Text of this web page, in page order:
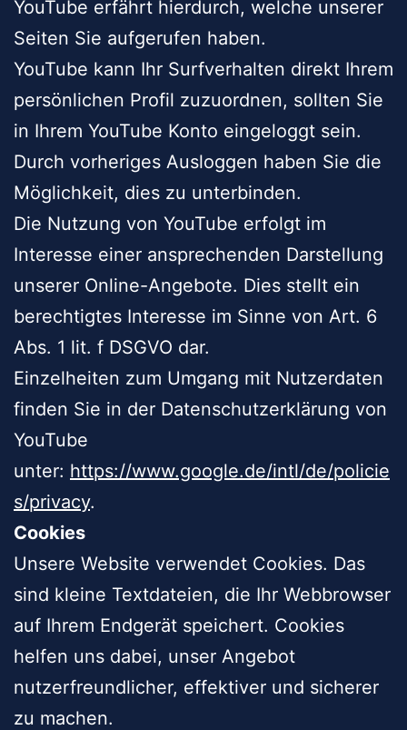
YouTube erfährt hierdurch, welche unserer
Seiten Sie aufgerufen haben.
YouTube kann Ihr Surfverhalten direkt Ihrem
persönlichen Profil zuzuordnen, sollten Sie
in Ihrem YouTube Konto eingeloggt sein.
Durch vorheriges Ausloggen haben Sie die
Möglichkeit, dies zu unterbinden.
Die Nutzung von YouTube erfolgt im
Interesse einer ansprechenden Darstellung
unserer Online-Angebote. Dies stellt ein
berechtigtes Interesse im Sinne von Art. 6
Abs. 1 lit. f DSGVO dar.
Einzelheiten zum Umgang mit Nutzerdaten
finden Sie in der Datenschutzerklärung von
YouTube
unter: https://www.google.de/intl/de/policie
s/privacy.
Cookies
Unsere Website verwendet Cookies. Das
sind kleine Textdateien, die Ihr Webbrowser
auf Ihrem Endgerät speichert. Cookies
helfen uns dabei, unser Angebot
nutzerfreundlicher, effektiver und sicherer
zu machen.